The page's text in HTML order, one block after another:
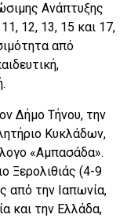
Ανάπτυξης
12, 13, 15 και 17,
από
Δήμο Τήνου, την
Κυκλάδων,
«Αμπασάδα».
Ξερολιθιάς (4-9
από την Ιαπωνία,
και την Ελλάδα,